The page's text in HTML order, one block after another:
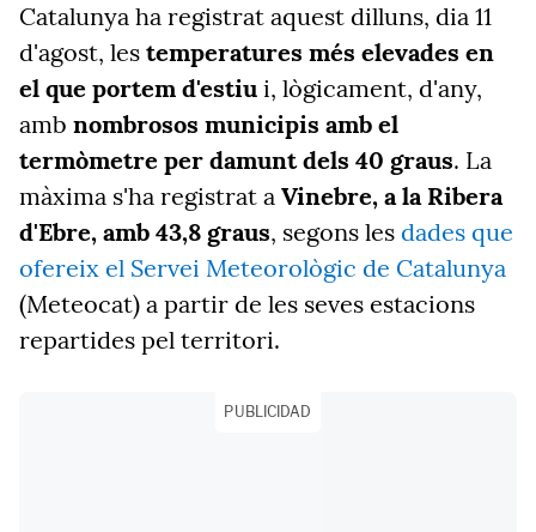
Catalunya ha registrat aquest dilluns, dia 11
d'agost, les temperatures més elevades en
el que portem d'estiu i, lògicament, d'any,
amb nombrosos municipis amb el
termòmetre per damunt dels 40 graus. La
màxima s'ha registrat a Vinebre, a la Ribera
d'Ebre, amb 43,8 graus, segons les dades que
ofereix el Servei Meteorològic de Catalunya
(Meteocat) a partir de les seves estacions
repartides pel territori.
PUBLICIDAD